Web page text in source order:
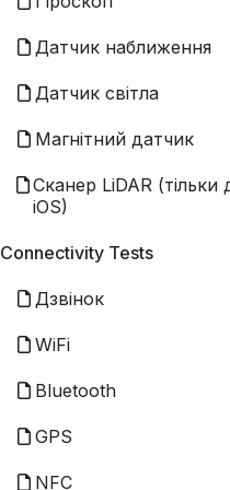
Датчик наближення
Датчик світла
Магнітний датчик
Сканер LiDAR (тільки
iOS)
Connectivity Tests
Дзвінок
WiFi
Bluetooth
GPS
NFC